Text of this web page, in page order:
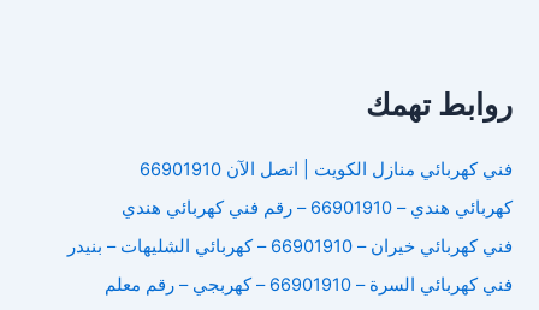
روابط تهمك
فني كهربائي منازل الكويت | اتصل الآن 66901910
كهربائي هندي – 66901910 – رقم فني كهربائي هندي
فني كهربائي خيران – 66901910 – كهربائي الشليهات – بنيدر
فني كهربائي السرة – 66901910 – كهربجي – رقم معلم